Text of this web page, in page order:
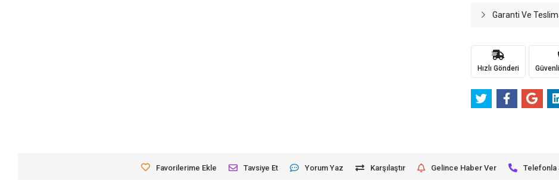
Garanti Ve
Hızlı Gönderi
Favorilerime Ekle Tavsiye Et Yorum Yaz Karşılaştır Gelince Haber Ver Telefonla